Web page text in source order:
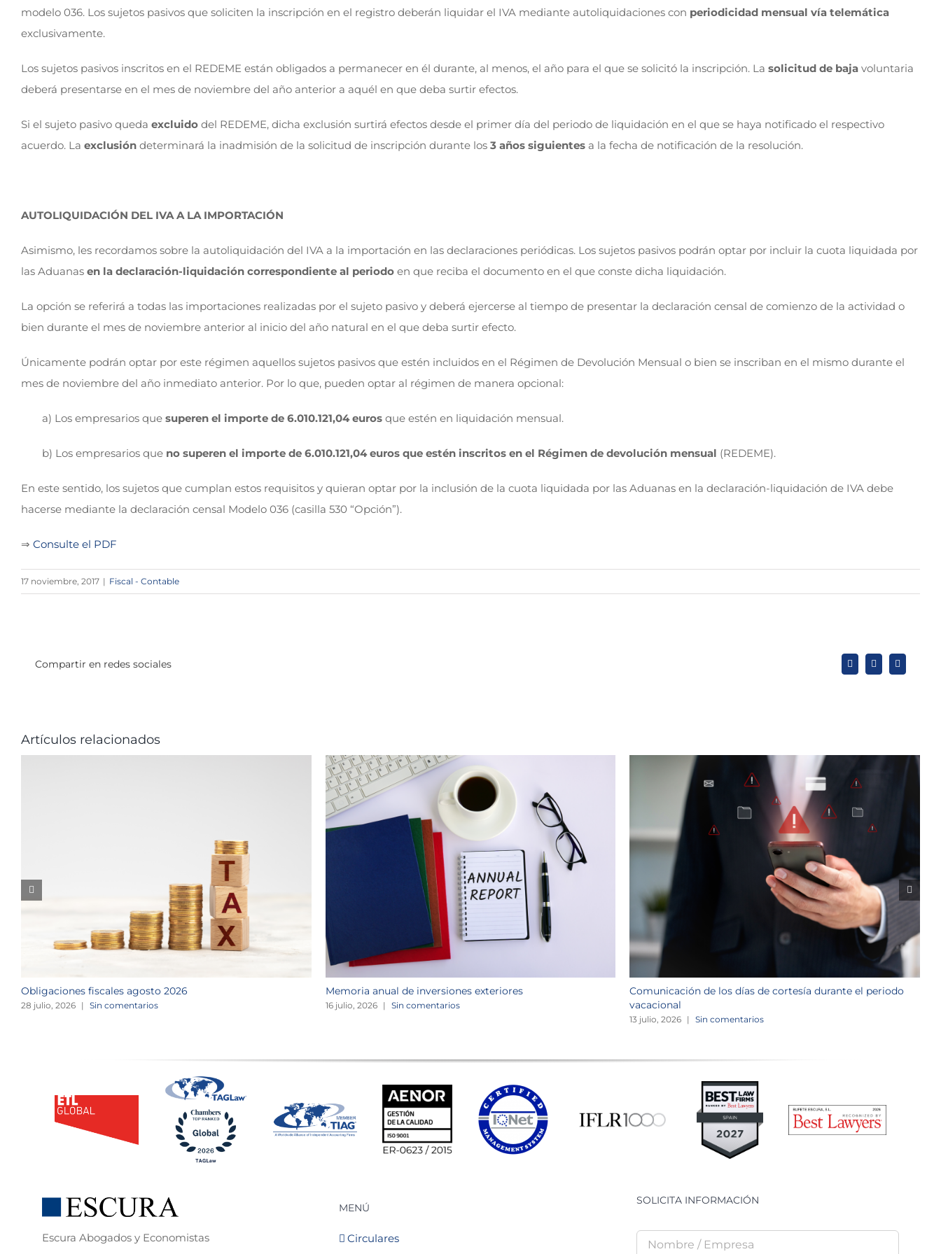
modelo 036. Los sujetos pasivos que soliciten la inscripción en el registro deberán liquidar el IVA mediante autoliquidaciones con periodicidad mensual vía telemática
exclusivamente.
Los sujetos pasivos inscritos en el REDEME están obligados a permanecer en él durante, al menos, el año para el que se solicitó la inscripción. La solicitud de baja voluntaria
deberá presentarse en el mes de noviembre del año anterior a aquél en que deba surtir efectos.
Si el sujeto pasivo queda excluido del REDEME, dicha exclusión surtirá efectos desde el primer día del periodo de liquidación en el que se haya notificado el respectivo
acuerdo. La exclusión determinará la inadmisión de la solicitud de inscripción durante los 3 años siguientes a la fecha de notificación de la resolución.
AUTOLIQUIDACIÓN DEL IVA A LA IMPORTACIÓN
Asimismo, les recordamos sobre la autoliquidación del IVA a la importación en las declaraciones periódicas. Los sujetos pasivos podrán optar por incluir la cuota liquidada por
las Aduanas en la declaración-liquidación correspondiente al periodo en que reciba el documento en el que conste dicha liquidación.
La opción se referirá a todas las importaciones realizadas por el sujeto pasivo y deberá ejercerse al tiempo de presentar la declaración censal de comienzo de la actividad o
bien durante el mes de noviembre anterior al inicio del año natural en el que deba surtir efecto.
Únicamente podrán optar por este régimen aquellos sujetos pasivos que estén incluidos en el Régimen de Devolución Mensual o bien se inscriban en el mismo durante el
mes de noviembre del año inmediato anterior. Por lo que, pueden optar al régimen de manera opcional:
a) Los empresarios que superen el importe de 6.010.121,04 euros que estén en liquidación mensual.
b) Los empresarios que no superen el importe de 6.010.121,04 euros que estén inscritos en el Régimen de devolución mensual (REDEME).
En este sentido, los sujetos que cumplan estos requisitos y quieran optar por la inclusión de la cuota liquidada por las Aduanas en la declaración-liquidación de IVA debe
hacerse mediante la declaración censal Modelo 036 (casilla 530 “Opción”).
⇒ Consulte el PDF
17 noviembre, 2017 | Fiscal - Contable
Compartir en redes sociales X LinkedInWhatsApp
Artículos relacionados
Obligaciones fiscales agosto 2026
28 julio, 2026 | Sin comentarios
Memoria anual de inversiones exteriores
16 julio, 2026 | Sin comentarios
Comunicación de los días de cortesía durante el periodo
vacacional
13 julio, 2026 | Sin comentarios
Escura Abogados y Economistas
MENÚ
Circulares
SOLICITA INFORMACIÓN